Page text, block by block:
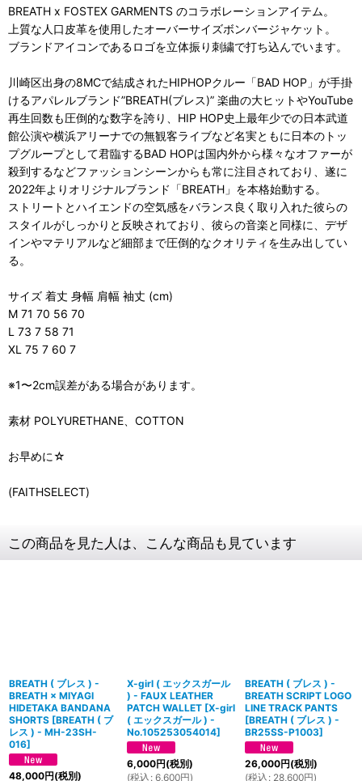
BREATH x FOSTEX GARMENTS のコラボレーションアイテム。
上質な人口皮革を使用したオーバーサイズボンバージャケット。
ブランドアイコンであるロゴを立体振り刺繍で打ち込んでいます。
川崎区出身の8MCで結成されたHIPHOPクルー「BAD HOP」が手掛
けるアパレルブランド”BREATH(ブレス)” 楽曲の大ヒットやYouTube
再生回数も圧倒的な数字を誇り、HIP HOP史上最年少での日本武道
館公演や横浜アリーナでの無観客ライブなど名実ともに日本のトッ
プグループとして君臨するBAD HOPは国内外から様々なオファーが
殺到するなどファッションシーンからも常に注目されており、遂に
2022年よりオリジナルブランド「BREATH」を本格始動する。
ストリートとハイエンドの空気感をバランス良く取り入れた彼らの
スタイルがしっかりと反映されており、彼らの音楽と同様に、デザ
インやマテリアルなど細部まで圧倒的なクオリティを生み出してい
る。
サイズ 着丈 身幅 肩幅 袖丈 (cm)
M 71 70 56 70
L 73 7 58 71
XL 75 7 60 7
※1〜2cm誤差がある場合があります。
素材 POLYURETHANE、COTTON
お早めに☆
(FAITHSELECT)
この商品を見た人は、こんな商品も見ています
BREATH ( ブレス ) -
BREATH × MIYAGI
HIDETAKA BANDANA
SHORTS [BREATH ( ブ
レス ) - MH-23SH-
016]
48,000円(税別)
X-girl ( エックスガール
) - FAUX LEATHER
PATCH WALLET [X-girl
( エックスガール ) -
No.105253054014]
6,000円(税別)
(税込 : 6,600円)
BREATH ( ブレス ) -
BREATH SCRIPT LOGO
LINE TRACK PANTS
[BREATH ( ブレス ) -
BR25SS-P1003]
26,000円(税別)
(税込 : 28,600円)